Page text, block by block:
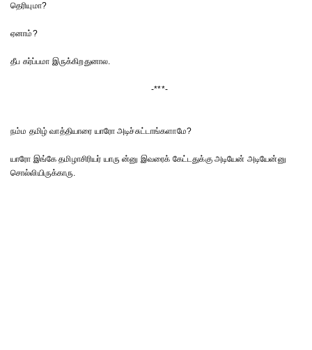
தெரியுமா?
ஏனாம்?
தீப கர்ப்பமா இருக்கிறதுனால.
-***-
நம்ம தமிழ் வாத்தியாரை யாரோ அடிச்சுட்டாங்களாமே?
யாரோ இங்கே தமிழாசிரியர் யாரு ன்னு இவரைக் கேட்டதுக்கு அடியேன் அடியேன்னு
சொல்லியிருக்காரு.